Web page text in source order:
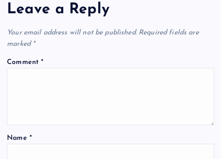
Leave a Reply
Your email address will not be published. Required fields are
marked *
Comment*
Name *